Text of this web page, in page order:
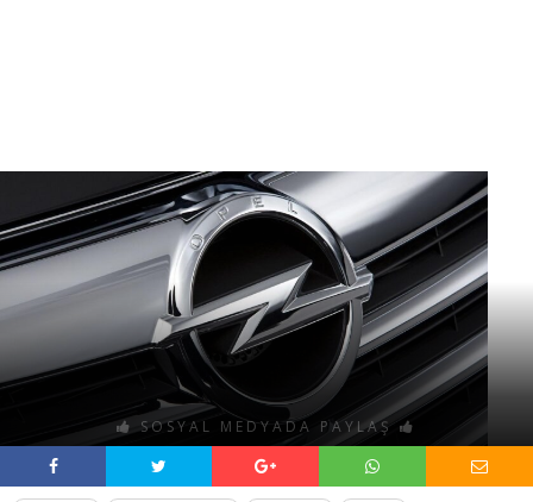
SOSYAL MEDYADA PAYLAŞ